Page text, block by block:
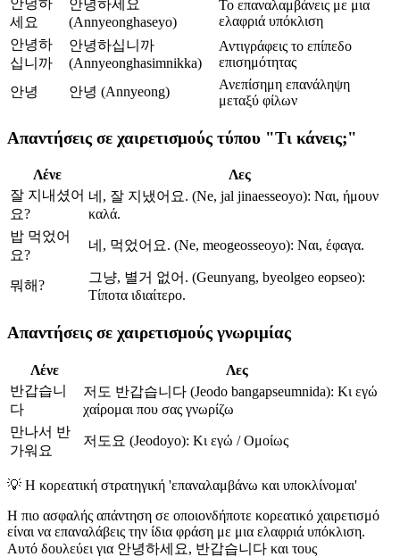
세요
안녕하세요
(Annyeonghaseyo)
Το επαναλαμβάνεις με μια
ελαφριά υπόκλιση
안녕하
십니까
안녕하십니까
(Annyeonghasimnikka)
Αντιγράφεις το επίπεδο
επισημότητας
안녕
안녕 (Annyeong)
Ανεπίσημη επανάληψη
μεταξύ φίλων
Απαντήσεις σε χαιρετισμούς τύπου "Τι κάνεις;"
Λένε
Λες
잘 지내셨어
요?
네, 잘 지냈어요. (Ne, jal jinaesseoyo): Ναι, ήμουν
καλά.
밥 먹었어
요?
네, 먹었어요. (Ne, meogeosseoyo): Ναι, έφαγα.
뭐해?
그냥, 별거 없어. (Geunyang, byeolgeo eopseo):
Τίποτα ιδιαίτερο.
Απαντήσεις σε χαιρετισμούς γνωριμίας
Λένε
Λες
반갑습니
다
저도 반갑습니다 (Jeodo bangapseumnida): Κι εγώ
χαίρομαι που σας γνωρίζω
만나서 반
가워요
저도요 (Jeodoyo): Κι εγώ / Ομοίως
💡 Η κορεατική στρατηγική 'επαναλαμβάνω και υποκλίνομαι'
Η πιο ασφαλής απάντηση σε οποιονδήποτε κορεατικό χαιρετισμό
είναι να επαναλάβεις την ίδια φράση με μια ελαφριά υπόκλιση.
Αυτό δουλεύει για 안녕하세요, 반갑습니다 και τους